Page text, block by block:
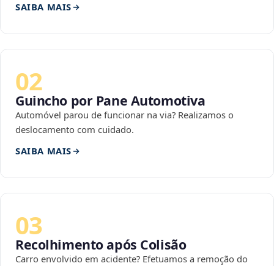
SAIBA MAIS
02
Guincho por Pane Automotiva
Automóvel parou de funcionar na via? Realizamos o
deslocamento com cuidado.
SAIBA MAIS
03
Recolhimento após Colisão
Carro envolvido em acidente? Efetuamos a remoção do